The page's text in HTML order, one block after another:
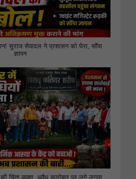
सुराज सेवादल ने प्रशासन को घेरा, सौंपा
ज्ञापन
चिंता व्यक्त, अवैध कारोबार पर लगे लगाम